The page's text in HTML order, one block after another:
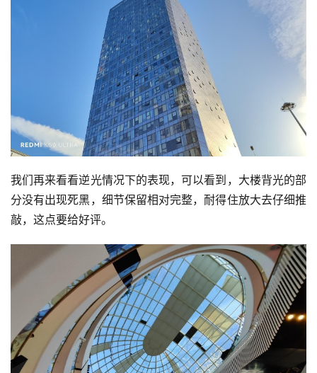
我们再来看看逆光情况下的表现，可以看到，大楼背光的部
分没有出现死黑，细节保留相对完整，耐得住放大去仔细推
敲，这点要给好评。